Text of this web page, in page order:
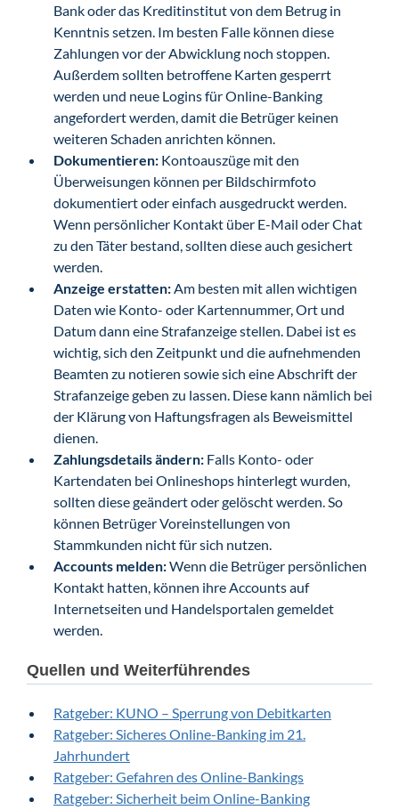
Bank oder das Kreditinstitut von dem Betrug in
Kenntnis setzen. Im besten Falle können diese
Zahlungen vor der Abwicklung noch stoppen.
Außerdem sollten betroffene Karten gesperrt
werden und neue Logins für Online-Banking
angefordert werden, damit die Betrüger keinen
weiteren Schaden anrichten können.
Dokumentieren: Kontoauszüge mit den
Überweisungen können per Bildschirmfoto
dokumentiert oder einfach ausgedruckt werden.
Wenn persönlicher Kontakt über E-Mail oder Chat
zu den Täter bestand, sollten diese auch gesichert
werden.
Anzeige erstatten:Am besten mit allen wichtigen
Daten wie Konto- oder Kartennummer, Ort und
Datum dann eine Strafanzeige stellen. Dabei ist es
wichtig, sich den Zeitpunkt und die aufnehmenden
Beamten zu notieren sowie sich eine Abschrift der
Strafanzeige geben zu lassen. Diese kann nämlich bei
der Klärung von Haftungsfragen als Beweismittel
dienen.
Zahlungsdetails ändern: Falls Konto- oder
Kartendaten bei Onlineshops hinterlegt wurden,
sollten diese geändert oder gelöscht werden. So
können Betrüger Voreinstellungen von
Stammkunden nicht für sich nutzen.
Accounts melden:Wenn die Betrüger persönlichen
Kontakt hatten, können ihre Accounts auf
Internetseiten und Handelsportalen gemeldet
werden.
Quellen und Weiterführendes
Ratgeber: KUNO – Sperrung von Debitkarten
Ratgeber: Sicheres Online-Banking im 21.
Jahrhundert
Ratgeber: Gefahren des Online-Bankings
Ratgeber: Sicherheit beim Online-Banking